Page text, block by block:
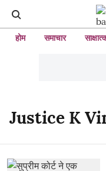
होम समाचार
Justice K